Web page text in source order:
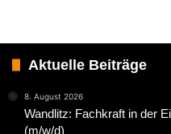
Aktuelle Beiträge
8. August 2026
Wandlitz: Fachkraft in der
(m/w/d)